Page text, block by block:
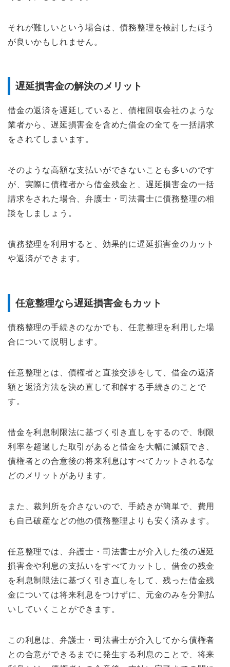
それが難しいという場合は、債務整理を検討したほう
が良いかもしれません。
遅延損害金の解決のメリット
借金の返済を遅延していると、債権回収会社のような
業者から、遅延損害金を含めた借金の全てを一括請求
をされてしまいます。
そのような高額な支払いができないことも多いのです
が、実際に債権者から借金残金と、遅延損害金の一括
請求をされた場合、弁護士・司法書士に債務整理の相
談をしましょう。
債務整理を利用すると、効果的に遅延損害金のカット
や返済ができます。
任意整理なら遅延損害金もカット
債務整理の手続きのなかでも、任意整理を利用した場
合について説明します。
任意整理とは、債権者と直接交渉をして、借金の返済
額と返済方法を決め直して和解する手続きのことで
す。
借金を利息制限法に基づく引き直しをするので、制限
利率を超過した取引があると借金を大幅に減額でき、
債権者との合意後の将来利息はすべてカットされるな
どのメリットがあります。
また、裁判所を介さないので、手続きが簡単で、費用
も自己破産などの他の債務整理よりも安く済みます。
任意整理では、弁護士・司法書士が介入した後の遅延
損害金や利息の支払いをすべてカットし、借金の残金
を利息制限法に基づく引き直しをして、残った借金残
金については将来利息をつけずに、元金のみを分割払
いしていくことができます。
この利息は、弁護士・司法書士が介入してから債権者
との合意ができるまでに発生する利息のことで、将来